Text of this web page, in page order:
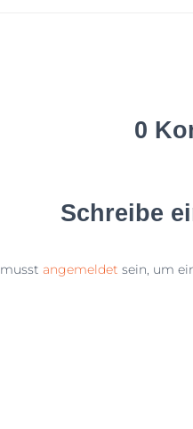
0
Schreibe
angemeldet sein, um